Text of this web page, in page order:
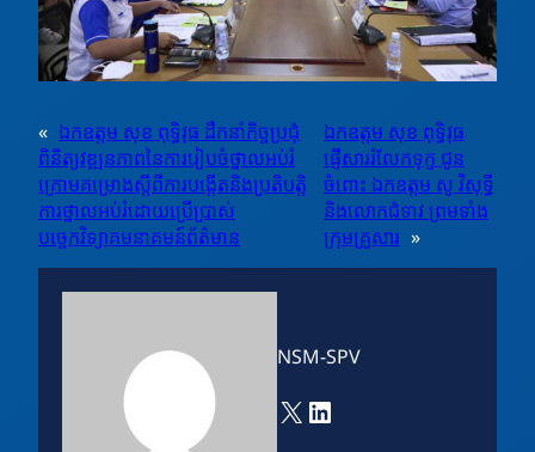
« ឯកឧត្តម សុខ ពុទ្ធិវុធ ដឹកនាំកិច្ចប្រជុំ
ពិនិត្យវឌ្ឍនភាពនៃការរៀបចំថ្នាលអប់រំ
ក្រោមគម្រោងស្តីពីការបង្កើតនិងប្រតិបត្តិ
ការថ្នាលអប់រំដោយប្រើប្រាស់
បច្ចេកវិទ្យាគមនាគមន៍ព័ត៌មាន
ឯកឧត្តម សុខ ពុទ្ធិវុធ
ផ្ញើសាររំលែកទុក្ខ ជូន
ចំពោះ ឯកឧត្តម សូ វិសុទ្ធី
និងលោកជំទាវ ព្រមទាំង
ក្រុមគ្រួសារ »
NSM-SPV
X LinkedIn